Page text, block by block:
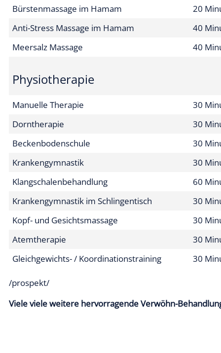
La Stone Rückenbehandlung
60
La Stone Ganzkörperbehandlung
90
Rasulbad mit Aromaölmassage (1 Person)
60
Ölmassage im Hamam
Bürstenmassage im Hamam
20
Anti-Stress Massage im Hamam
40
Meersalz Massage
40
Physiotherapie
Manuelle Therapie
30
Dorntherapie
30
Beckenbodenschule
30
Krankengymnastik
30
Klangschalenbehandlung
Krankengymnastik im Schlingentisch
30